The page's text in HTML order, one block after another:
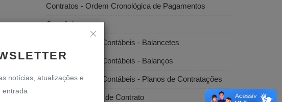
notícias, atualizações e
entrada
Contratos - Ordem Cronológica de Pagamentos
Convênios
Demonstrações Contábeis - Balancetes
Demonstrações Contábeis - Balanços
Demonstrações Contábeis - Planos de Contratações
Fiscais/Gestores de Contrato